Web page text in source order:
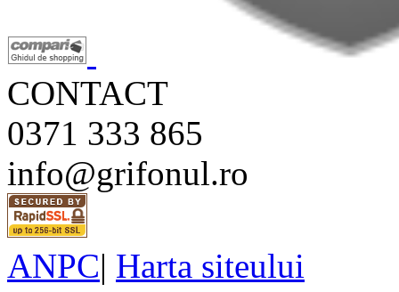
CONTACT
0371 333 865
info@grifonul.ro
ANPC| Harta siteului